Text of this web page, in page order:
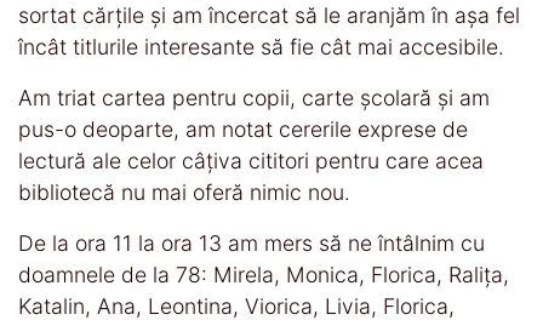
sortat cărțile și am încercat să le aranjăm în așa fel
încât titlurile interesante să fie cât mai accesibile.
Am triat cartea pentru copii, carte școlară și am
pus-o deoparte, am notat cererile exprese de
lectură ale celor câțiva cititori pentru care acea
bibliotecă nu mai oferă nimic nou.
De la ora 11 la ora 13 am mers să ne întâlnim cu
doamnele de la 78: Mirela, Monica, Florica, Ralița,
Katalin, Ana, Leontina, Viorica, Livia, Florica,